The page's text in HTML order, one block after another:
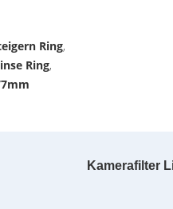
Ring,
Ring,
Kamerafilter